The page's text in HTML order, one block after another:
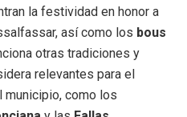
la festividad en honor a
así como los bous
otras tradiciones y
relevantes para el
municipio, como los